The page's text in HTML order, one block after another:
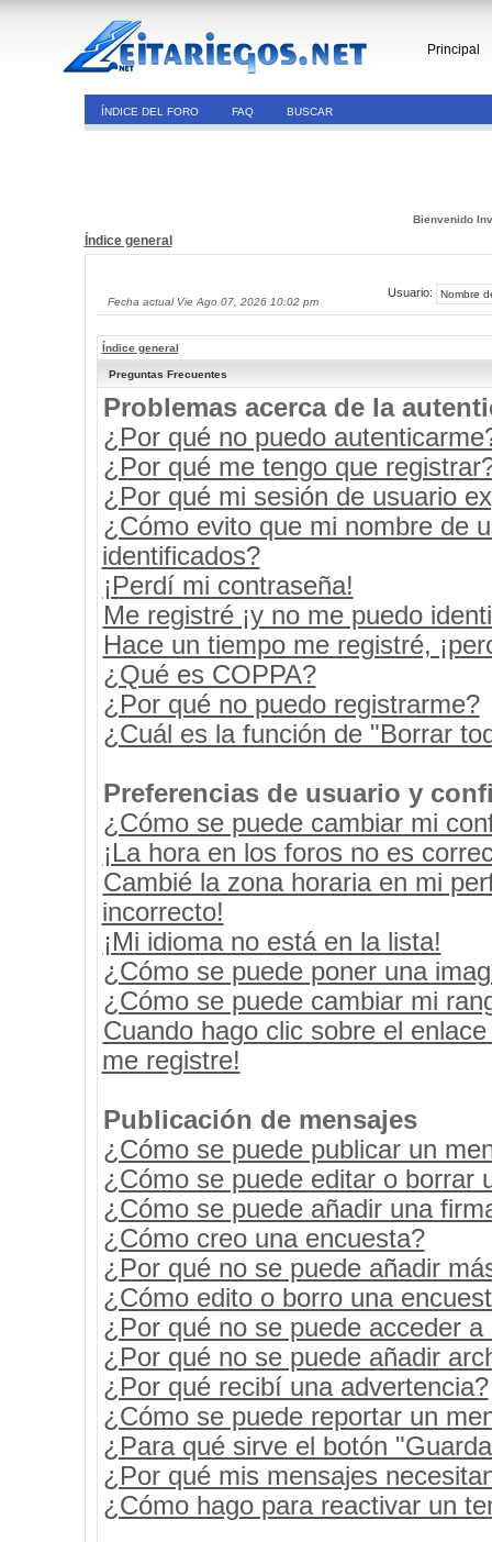
Principal
ÍNDICE DEL FORO FAQ BUSCAR
Bienvenido
Índice general
Fecha actual Vie Ago 07, 2026 10:02 pm
Usuario:
Índice general
Preguntas Frecuentes
Problemas acerca de la
¿Por qué no puedo
¿Por qué me tengo que
¿Por qué mi sesión de usuario
¿Cómo evito que mi nombre de
identificados?
¡Perdí mi contraseña!
Me registré ¡y no me puedo
Hace un tiempo me registré,
¿Qué es COPPA?
¿Por qué no puedo registrarme?
¿Cuál es la función de "Borrar
Preferencias de usuario y
¿Cómo se puede cambiar mi
¡La hora en los foros no es
Cambié la zona horaria en mi
incorrecto!
¡Mi idioma no está en la lista!
¿Cómo se puede poner una
¿Cómo se puede cambiar mi
Cuando hago clic sobre el
me registre!
Publicación de mensajes
¿Cómo se puede publicar un
¿Cómo se puede editar o borrar
¿Cómo se puede añadir una
¿Cómo creo una encuesta?
¿Por qué no se puede añadir
¿Cómo edito o borro una
¿Por qué no se puede acceder a
¿Por qué no se puede añadir
¿Por qué recibí una advertencia?
¿Cómo se puede reportar un
¿Para qué sirve el botón
¿Por qué mis mensajes
¿Cómo hago para reactivar un